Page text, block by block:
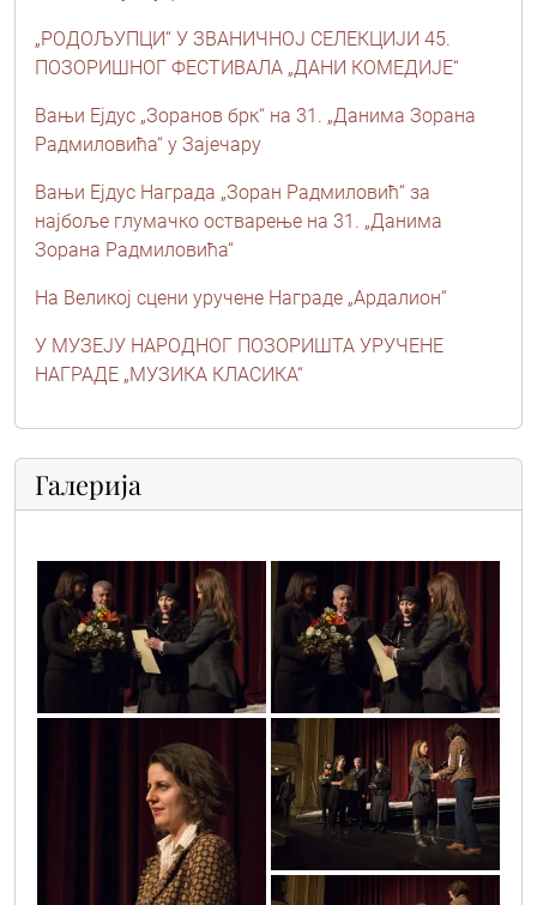
„РОДОЉУПЦИ“ У ЗВАНИЧНОЈ СЕЛЕКЦИЈИ 45.
ПОЗОРИШНОГ ФЕСТИВАЛА „ДАНИ КОМЕДИЈЕ“
Вањи Ејдус „Зоранов брк“ на 31. „Данима Зорана
Радмиловића“ у Зајечару
Вањи Ејдус Награда „Зоран Радмиловић“ за
најбоље глумачко остварење на 31. „Данима
Зорана Радмиловића“
На Великој сцени уручене Награде „Ардалион“
У МУЗЕЈУ НАРОДНОГ ПОЗОРИШТА УРУЧЕНЕ
НАГРАДЕ „МУЗИКА КЛАСИКА“
Галерија
nikkaphotoworksgmail_7_copynikkaphotoworksgmail_6_copy
nikkaphotoworksgmail_1_copy
nikkaphotoworksgmail_4_copy